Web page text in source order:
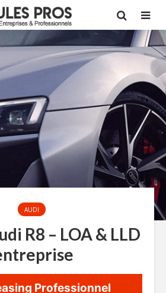
AUDI
R8 – LOA & LLD